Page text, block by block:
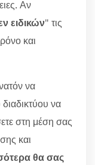
Αν
ειδικών" τις
και
να
να
στη μέση σας
και
θα σας